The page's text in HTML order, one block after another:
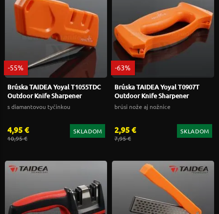
-55%
Brúska TAIDEA Yoyal T1055TDC
Outdoor Knife Sharpener
s diamantovou tyčinkou
4,95 €
10,95 €
SKLADOM
-63%
Brúska TAIDEA Yoyal T0907T
Outdoor Knife Sharpener
brúsi nože aj nožnice
2,95 €
7,95 €
SKLADOM